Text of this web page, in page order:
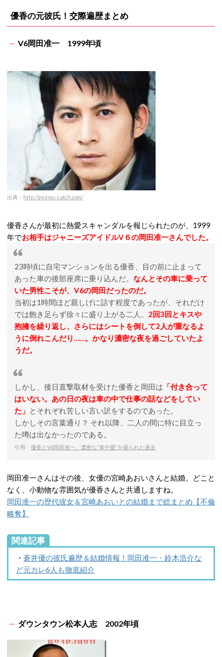
優香の元彼氏！交際遍歴まとめ
V6岡田准一 1999年頃
出典： http://geinou-catch.com/
優香さんが最初に熱愛スキャンダルを報じられたのが、1999
年でお相手はジャニーズアイドルV６の岡田准一さんでした。
23時頃に自宅マンションを出る優香、目の前に止まって
あった車の後部座席に乗り込んだ。 なんとその車に乗って
いた男性こそが、V6の岡田だったのだ。
当初は1時間ほど親しげに話す程度であったが、それだけ
では飽き足らず徐々に盛り上がる二人。 2回3回とキスや
抱擁を繰り返し、さらにはシートを倒して2人が重なるよ
うに倒れこんだり……。かなり濃密な夜を過ごしていたよ
うだ。
しかし、後日直撃取材を受けた優香と岡田は 「付き合って
はいない。あの日の夜は車の中で仕事の話などをしてい
た」 とそれぞれ苦しい言い訳をするのであった。
しかしその言葉通り？ それ以降、二人の間に特に目立っ
た噂は出なかったのである。
引用： 優香とV6岡田准一、濃密な”車中愛”を撮られた過去
岡田准一さんはその後、女優の宮崎あおいさんと結婚。どこと
なく、小動物な雰囲気が優香さんと共通しますね。
岡田准一の歴代彼女＆宮崎あおいとの結婚まで総まとめ【不倫
略奪】
関連記事
・ 蒼井優の彼氏遍歴＆結婚情報！岡田准一・鈴木浩介な
ど元カレ6人も徹底紹介
ダウンタウン松本人志 2002年頃